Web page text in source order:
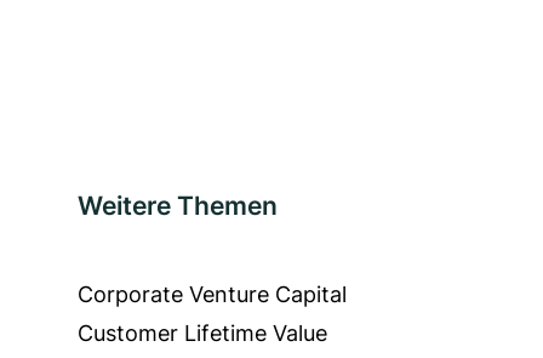
Weitere Themen
Corporate Venture Capital
Customer Lifetime Value